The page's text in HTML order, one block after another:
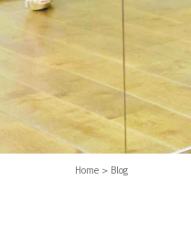
Home Blog